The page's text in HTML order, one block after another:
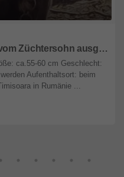
liebe, kastrierte Herra, wurde vom Züchtersohn ausgesetzt; wir suchen ein Heim für sie
ca.55-60 cm Geschlecht:
Aufenthaltsort: beim
in Rumänie ...